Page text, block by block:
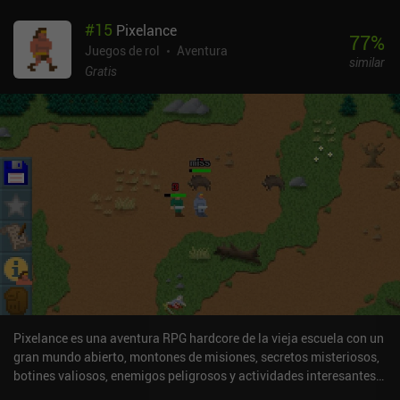
guionizadas, hay numerosas misiones opcionales que nos ayudan
a ganar suficientes monedas para comprar equipo y mejoras de
habilidades, y a medida que avanza la historia, más personajes
de su cautivadora narrativa y sus agradables efectos visuales, el
juego es un poco lento, y muchas batallas no afectan a la historia
de forma significativa. Esto puede desanimar a algunos
jugadores.Ticket to Earth es un juego premium de 4,99 dólares sin
anuncios ni iAP. A pesar de su reducido público objetivo, sin duda
gustará a los aficionados a los RPG y los puzles, y a cualquiera que
disfrute con los juegos de calidad para móviles en general.
#15 Pixelance
Juegos de rol
Aventura
Gratis
77%
similar
Pixelance es una aventura RPG hardcore de la vieja escuela con un
gran mundo abierto, montones de misiones, secretos misteriosos,
botines valiosos, enemigos peligrosos y actividades interesantes